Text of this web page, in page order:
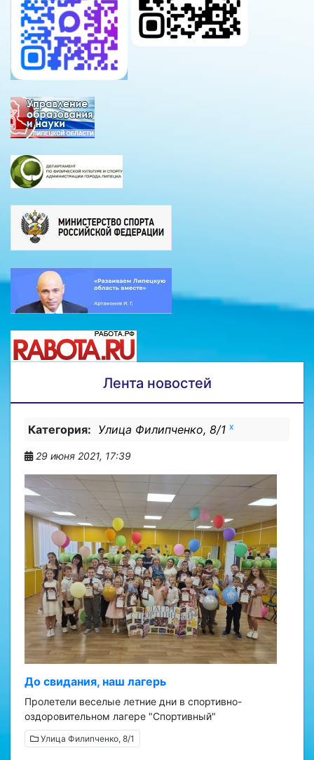
Лента новостей
Категория: Улица Филипченко, 8/1 x
29 июня 2021, 17:39
До свидания, наш лагерь
Пролетели веселые летние дни в спортивно-
оздоровительном лагере "Спортивный"
Улица Филипченко, 8/1